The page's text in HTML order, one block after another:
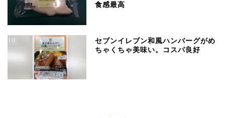
食感最高
10
セブンイレブン和風ハンバーグがめ
ちゃくちゃ美味い。コスパ良好